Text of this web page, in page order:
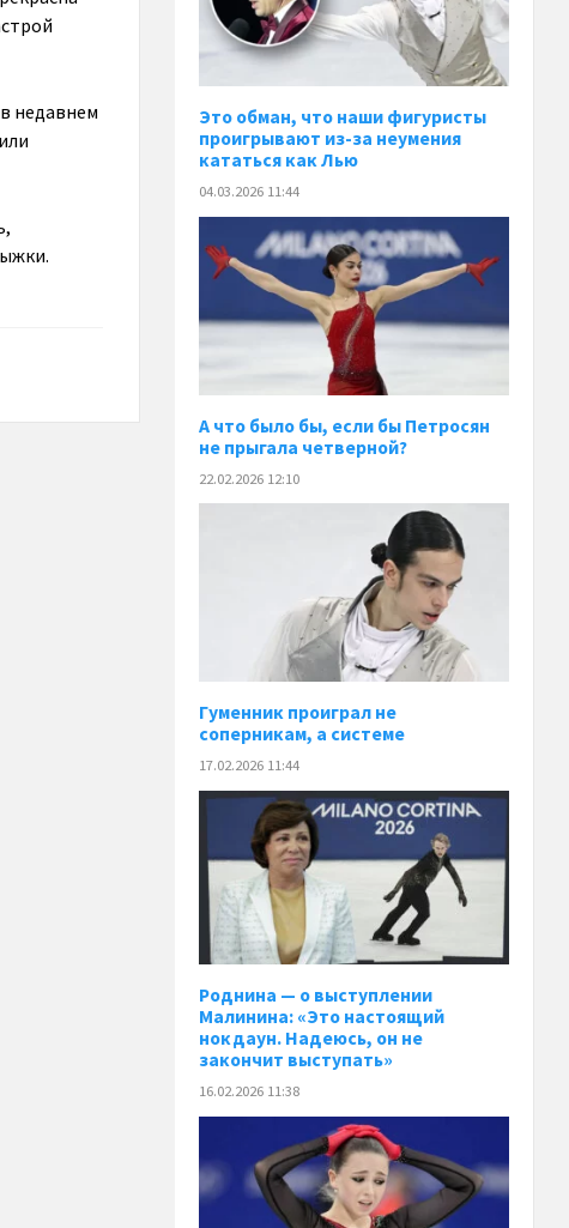
недавнем
Это обман, что наши фигуристы
проигрывают из-за неумения
кататься как Лью
04.03.2026 11:44
А что было бы, если бы Петросян
не прыгала четверной?
22.02.2026 12:10
Гуменник проиграл не
соперникам, а системе
17.02.2026 11:44
Роднина — о выступлении
Малинина: «Это настоящий
нокдаун. Надеюсь, он не
закончит выступать»
16.02.2026 11:38